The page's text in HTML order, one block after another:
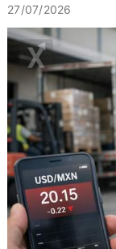
27/07/2026